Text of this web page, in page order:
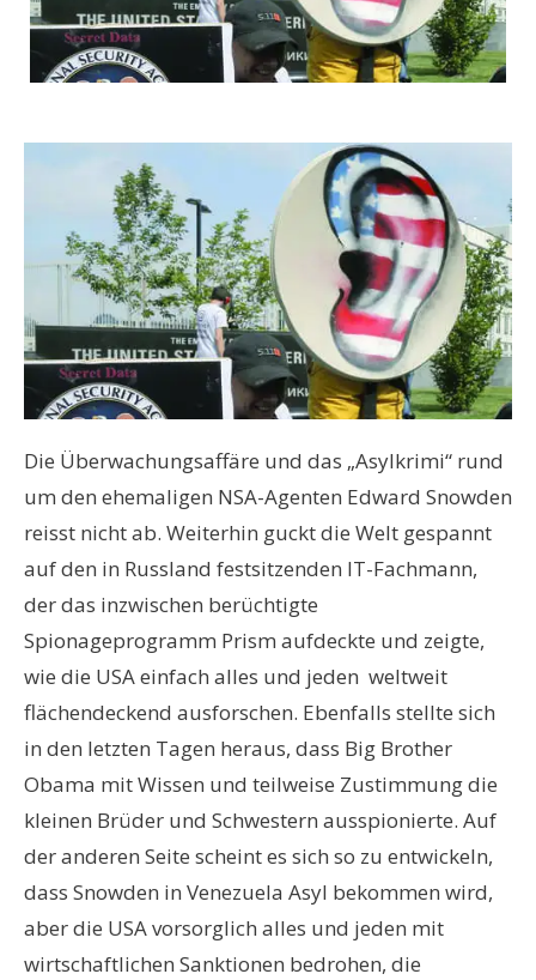
Die Überwachungsaffäre und das „Asylkrimi“ rund
um den ehemaligen NSA-Agenten Edward Snowden
reisst nicht ab. Weiterhin guckt die Welt gespannt
auf den in Russland festsitzenden IT-Fachmann,
der das inzwischen berüchtigte
Spionageprogramm Prism aufdeckte und zeigte,
wie die USA einfach alles und jeden weltweit
flächendeckend ausforschen. Ebenfalls stellte sich
in den letzten Tagen heraus, dass Big Brother
Obama mit Wissen und teilweise Zustimmung die
kleinen Brüder und Schwestern ausspionierte. Auf
der anderen Seite scheint es sich so zu entwickeln,
dass Snowden in Venezuela Asyl bekommen wird,
aber die USA vorsorglich alles und jeden mit
wirtschaftlichen Sanktionen bedrohen, die